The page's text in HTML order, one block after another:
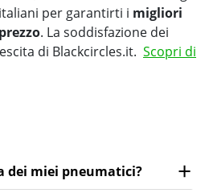
per garantirti i migliori
. La soddisfazione dei
di Blackcircles.it. Scopri di
dei miei pneumatici?